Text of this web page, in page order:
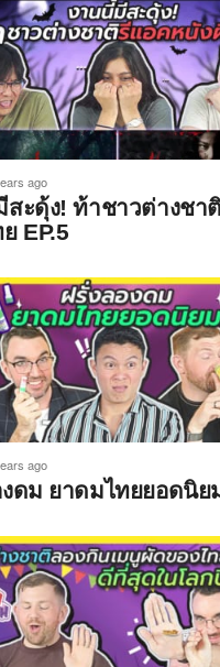
ago
สะดุ้ง! ท้าชาวต่างชา
EP.5
ago
งดม ยาดมไทยยอดนิย